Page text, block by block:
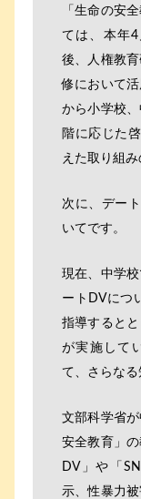
「生命の安
ては、本年
後、人権教
修において
から小学校
階に応じた
えた取り組
次に、デー
いてです。
現在、中学
ートDVにつ
指導すると
が実施して
て、さらなる
文部科学省
安全教育」
DV」や「
示、性暴力